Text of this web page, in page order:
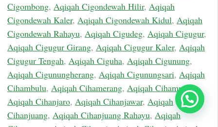
Cigombong, Aqiqah Cigondewah Hilir, Aqiqah
Cigondewah Kaler, Aqiqah Cigondewah Kidul, Aqiqah
Cigondewah Rahayu, Aqiqah Cigudeg, Aqiqah Cigugur,
Aqiqah Cigugur Girang, Aqiqah Cigugur Kaler, Aqiqah
Cigugur Tengah, Aqiqah Ciguha, Aqiqah Cigunung,
Aqiqah Cigunungherang, Aqiqah Cigunungsari, Aqiqah
Cihambulu, Aqiqah Cihamerang, Aqiqah Cihampelas,
Aqiqah Cihanjaro, Aqiqah Cihanjawar, Aqiqah
Cihanjuang, Aqiqah Cihanjuang Rahayu, Aqiqah
Chat Sekarang